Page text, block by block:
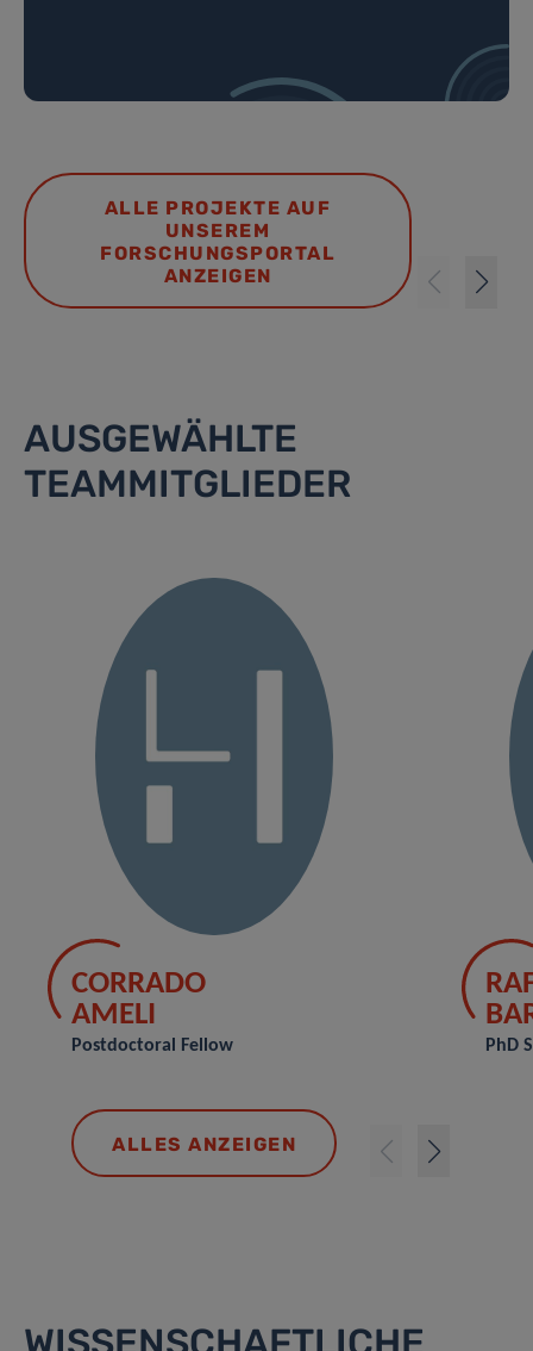
ALLE PROJEKTE AUF
UNSEREM
FORSCHUNGSPORTAL
ANZEIGEN
AUSGEWÄHLTE
TEAMMITGLIEDER
CORRADO
AMELI
Postdoctoral Fellow PhD
ALLES ANZEIGEN